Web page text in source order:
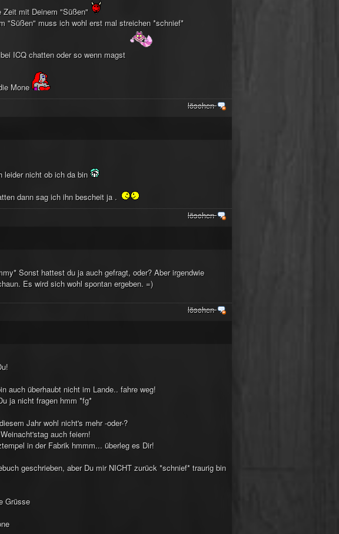
Zeit mit Deinem "Süßen"
"Süßen" muss ich wohl erst mal streichen *schnief*
ICQ chatten oder so wenn magst
Mone
löschen
leider nicht ob ich da bin
dann sag ich ihn bescheit ja .
löschen
Sonst hattest du ja auch gefragt, oder? Aber irgendwie
Es wird sich wohl spontan ergeben. =)
löschen
auch überhaubt nicht im Lande.. fahre weg!
ja nicht fragen hmm *fg*
Jahr wohl nicht's mehr -oder-?
auch feiern!
in der Fabrik hmmm... überleg es Dir!
geschrieben, aber Du mir NICHT zurück *schnief* traurig bin
Grüsse